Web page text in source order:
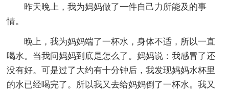
昨天晚上，我为妈妈做了一件自己力所能及的事
情。
晚上，我为妈妈端了一杯水，身体不适，所以一直
喝水。当我问妈妈到底是怎么了。妈妈说：我感冒了还
没有好。可是过了大约有十分钟后，我发现妈妈水杯里
的水已经喝完了。所以我又去给妈妈倒了一杯水。我又